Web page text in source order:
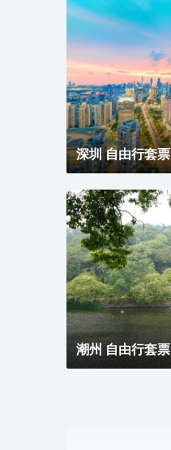
深圳 自由行套票
潮州 自由行套票